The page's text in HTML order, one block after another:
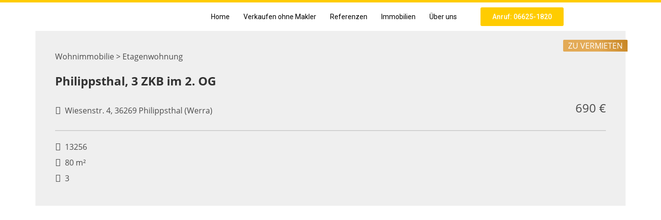
Home Verkaufen ohne Makler Referenzen Immobilien Über uns Anruf: 06625-1820
Wohnimmobilie > Etagenwohnung
ZU VERMIETEN
Philippsthal, 3 ZKB im 2. OG
Wiesenstr. 4, 36269 Philippsthal (Werra) 690 €
13256
80 m²
3